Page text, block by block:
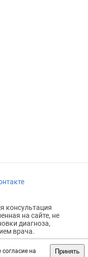
на
Принять
консультация
на сайте, не
диагноза,
врача.